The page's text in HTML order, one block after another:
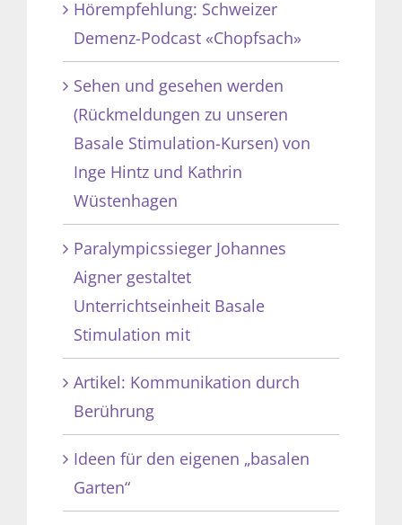
Hörempfehlung: Schweizer
Demenz-Podcast «Chopfsach»
Sehen und gesehen werden
(Rückmeldungen zu unseren
Basale Stimulation-Kursen) von
Inge Hintz und Kathrin
Wüstenhagen
Paralympicssieger Johannes
Aigner gestaltet
Unterrichtseinheit Basale
Stimulation mit
Artikel: Kommunikation durch
Berührung
Ideen für den eigenen „basalen
Garten“